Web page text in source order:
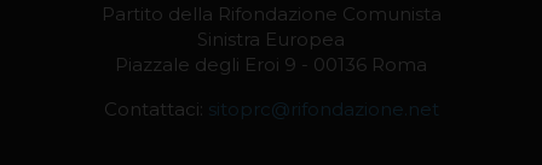
Partito della Rifondazione Comunista
Sinistra Europea
Piazzale degli Eroi 9 - 00136 Roma
Contattaci: sitoprc@rifondazione.net